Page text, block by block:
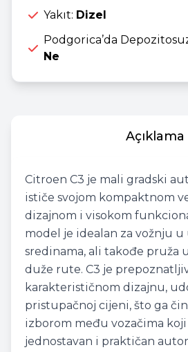
Yakıt: Dizel
Podgorica’da
Ne
Açıklama
Citroen C3 je mali gradski
ističe svojom kompaktnom
dizajnom i visokom
model je idealan za vožnju
sredinama, ali takođe pruža
duže rute. C3 je
karakterističnom dizajnu,
pristupačnoj cijeni, što ga
izborom među vozačima koji
jednostavan i praktičan